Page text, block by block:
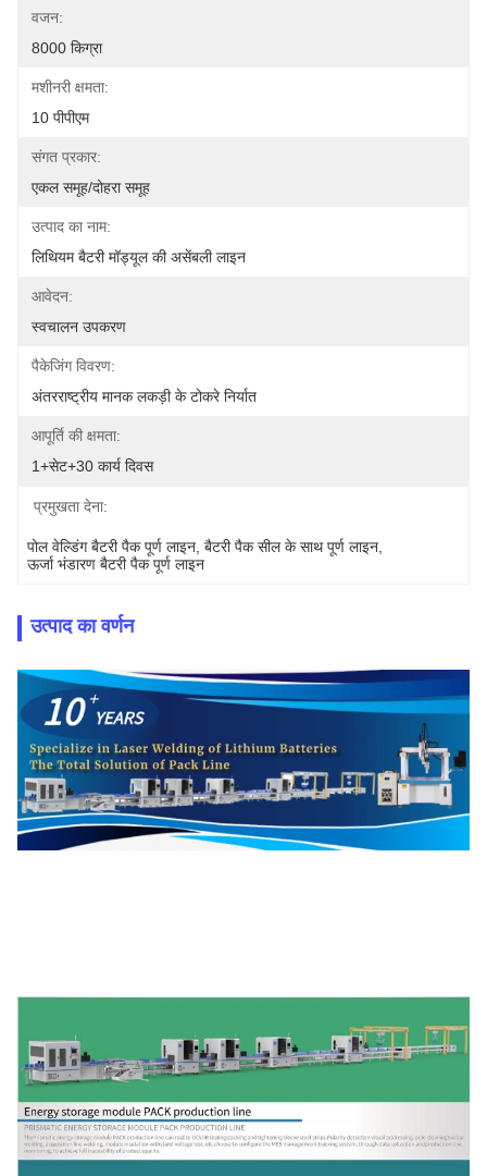
वजन:
8000 किग्रा
मशीनरी क्षमता:
10 पीपीएम
संगत प्रकार:
एकल समूह/दोहरा समूह
उत्पाद का नाम:
लिथियम बैटरी मॉड्यूल की असेंबली लाइन
आवेदन:
स्वचालन उपकरण
पैकेजिंग विवरण:
अंतरराष्ट्रीय मानक लकड़ी के टोकरे निर्यात
आपूर्ति की क्षमता:
1+सेट+30 कार्य दिवस
प्रमुखता देना:
पोल वेल्डिंग बैटरी पैक पूर्ण लाइन बैटरी पैक सील के साथ पूर्ण लाइन
ऊर्जा भंडारण बैटरी पैक पूर्ण लाइन
उत्पाद का वर्णन